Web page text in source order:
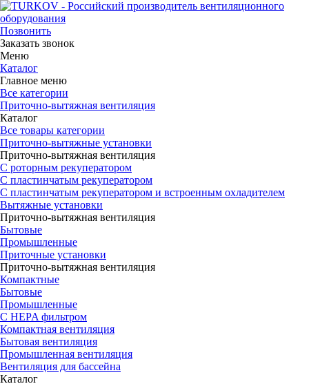
Позвонить
Заказать звонок
Меню
Каталог
Главное меню
Все категории
Приточно-вытяжная вентиляция
Каталог
Все товары категории
Приточно-вытяжные установки
Приточно-вытяжная вентиляция
С роторным рекуператором
С пластинчатым рекуператором
С пластинчатым рекуператором и встроенным охладителем
Вытяжные установки
Приточно-вытяжная вентиляция
Бытовые
Промышленные
Приточные установки
Приточно-вытяжная вентиляция
Компактные
Бытовые
Промышленные
С HEPA фильтром
Компактная вентиляция
Бытовая вентиляция
Промышленная вентиляция
Вентиляция для бассейна
Каталог